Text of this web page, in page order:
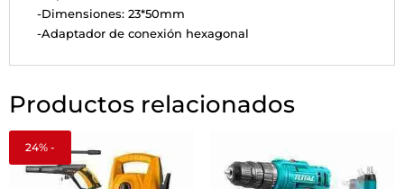
-Dimensiones: 23*50mm
-Adaptador de conexión hexagonal
Productos relacionados
24% -